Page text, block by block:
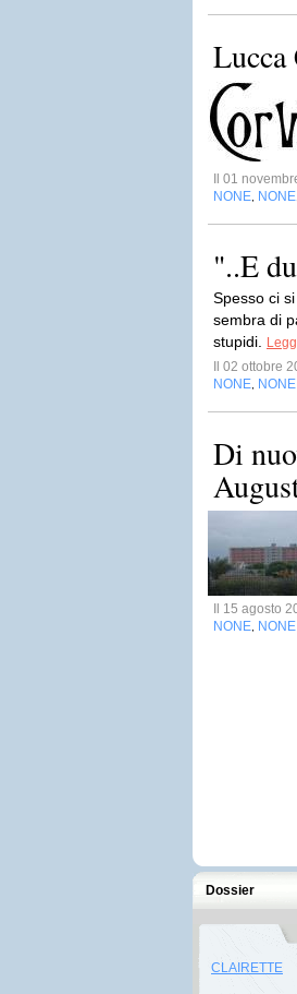
Lucca
Il 01
NONE NONE
"..E
Spesso ci
sembra di
stupidi.
Il 02 ottobre
NONE NONE
Di
Il 15 agosto
NONE NONE
Dossier
CLAIRETTE